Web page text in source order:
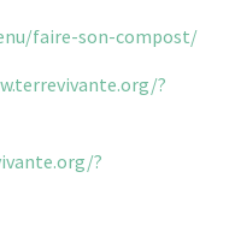
faire-son-compost/
?
?